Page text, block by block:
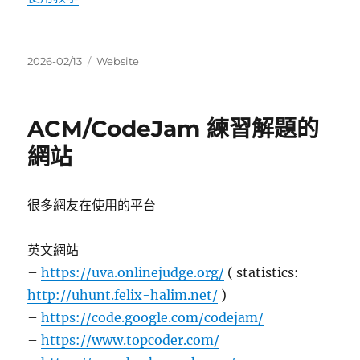
發
2026-02/13
分
Website
ACM/CodeJam 練習解題的
網站
很多網友在使用的平台
英文網站
–https://uva.onlinejudge.org/ ( statistics:
http://uhunt.felix-halim.net/ )
–https://code.google.com/codejam/
–https://www.topcoder.com/